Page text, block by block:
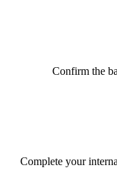
Confirm the
Complete your